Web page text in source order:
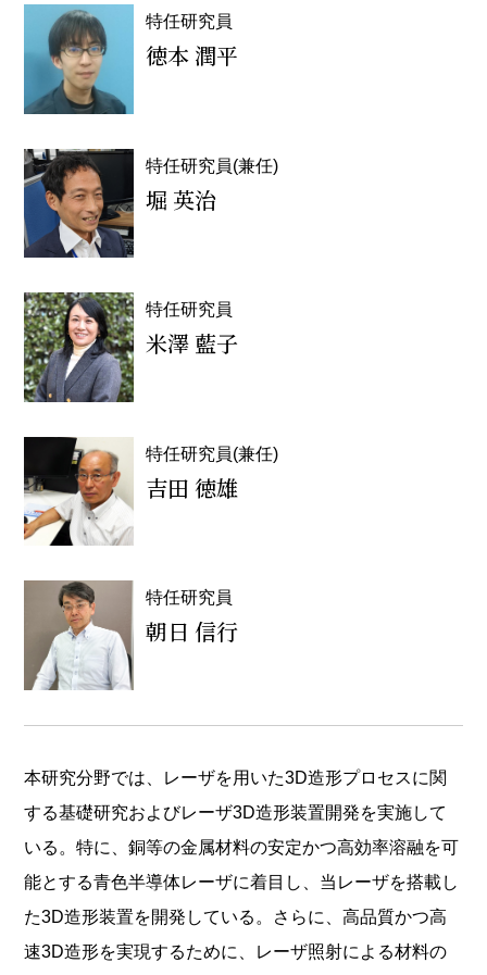
特任研究員
徳本 潤平
特任研究員(兼任)
堀 英治
特任研究員
米澤 藍子
特任研究員(兼任)
吉田 徳雄
特任研究員
朝日 信行
本研究分野では、レーザを用いた3D造形プロセスに関
する基礎研究およびレーザ3D造形装置開発を実施して
いる。特に、銅等の金属材料の安定かつ高効率溶融を可
能とする青色半導体レーザに着目し、当レーザを搭載し
た3D造形装置を開発している。さらに、高品質かつ高
速3D造形を実現するために、レーザ照射による材料の